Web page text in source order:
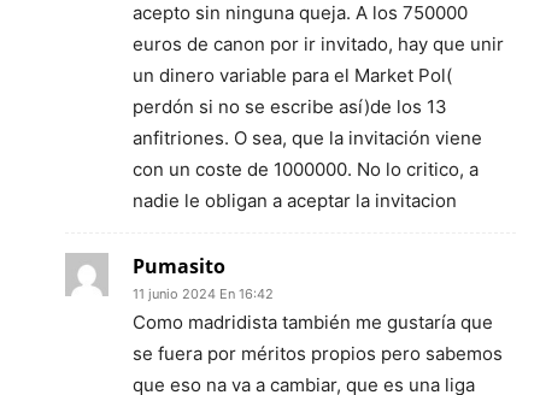
acepto sin ninguna queja. A los 750000
euros de canon por ir invitado, hay que unir
un dinero variable para el Market Pol(
perdón si no se escribe así)de los 13
anfitriones. O sea, que la invitación viene
con un coste de 1000000. No lo critico, a
nadie le obligan a aceptar la invitacion
Pumasito
11 junio 2024 En 16:42
Como madridista también me gustaría que
se fuera por méritos propios pero sabemos
que eso na va a cambiar, que es una liga